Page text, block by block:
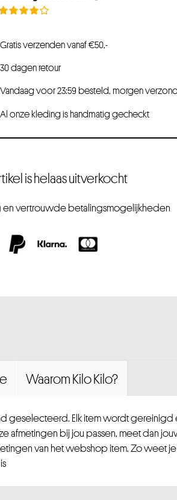
Gratis verzenden vanaf €50,-
30 dagen retour
Vandaag voor 23:59 besteld, morgen
Al onze kleding is handmatig gecheckt
is helaas uitverkocht
en vertrouwde betalingsmogelijkheden
Waarom Kilo Kilo?
geselecteerd. Elk item wordt gereinigd
afmetingen bij jou passen, meet dan
van het webshop item. Zo weet